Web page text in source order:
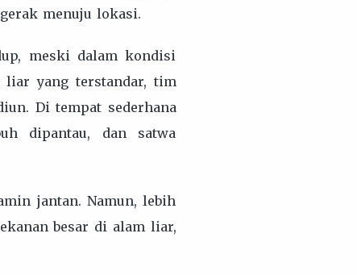
menuju lokasi.
meski dalam kondisi
liar yang terstandar, tim
Di tempat sederhana
dipantau, dan satwa
jantan. Namun, lebih
besar di alam liar,